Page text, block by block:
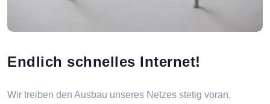
Endlich schnelles Internet!
Wir treiben den Ausbau unseres Netzes stetig voran,